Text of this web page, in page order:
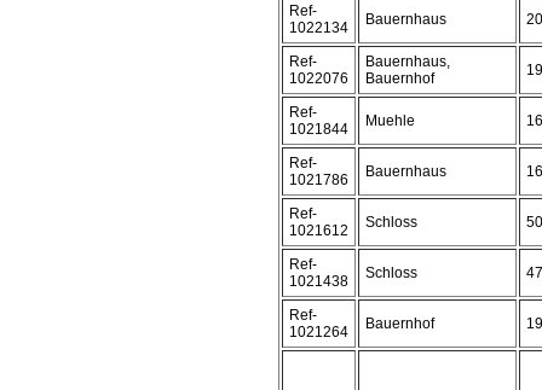
Ref-
1022134
Bauernhaus
Ref-
1022076
Bauernhaus,
Bauernhof
Ref-
1021844
Muehle
Ref-
1021786
Bauernhaus
Ref-
1021612
Schloss
Ref-
1021438
Schloss
Ref-
1021264
Bauernhof